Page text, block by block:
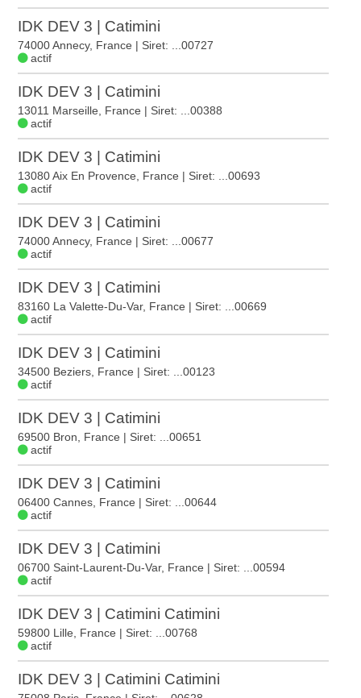
IDK DEV 3 | Catimini
74000 Annecy, France | Siret: ...00727
actif
IDK DEV 3 | Catimini
13011 Marseille, France | Siret: ...00388
actif
IDK DEV 3 | Catimini
13080 Aix En Provence, France | Siret: ...00693
actif
IDK DEV 3 | Catimini
74000 Annecy, France | Siret: ...00677
actif
IDK DEV 3 | Catimini
83160 La Valette-Du-Var, France | Siret: ...00669
actif
IDK DEV 3 | Catimini
34500 Beziers, France | Siret: ...00123
actif
IDK DEV 3 | Catimini
69500 Bron, France | Siret: ...00651
actif
IDK DEV 3 | Catimini
06400 Cannes, France | Siret: ...00644
actif
IDK DEV 3 | Catimini
06700 Saint-Laurent-Du-Var, France | Siret: ...00594
actif
IDK DEV 3 | Catimini Catimini
59800 Lille, France | Siret: ...00768
actif
IDK DEV 3 | Catimini Catimini